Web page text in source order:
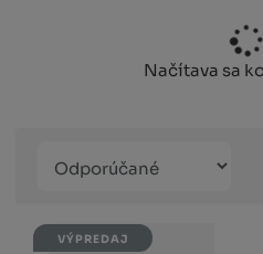
Načítava sa
produktů
VÝPREDAJ